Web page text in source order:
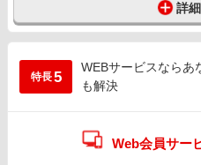
詳
特長5
WEBサービスならあ
も解決
Web会員サー